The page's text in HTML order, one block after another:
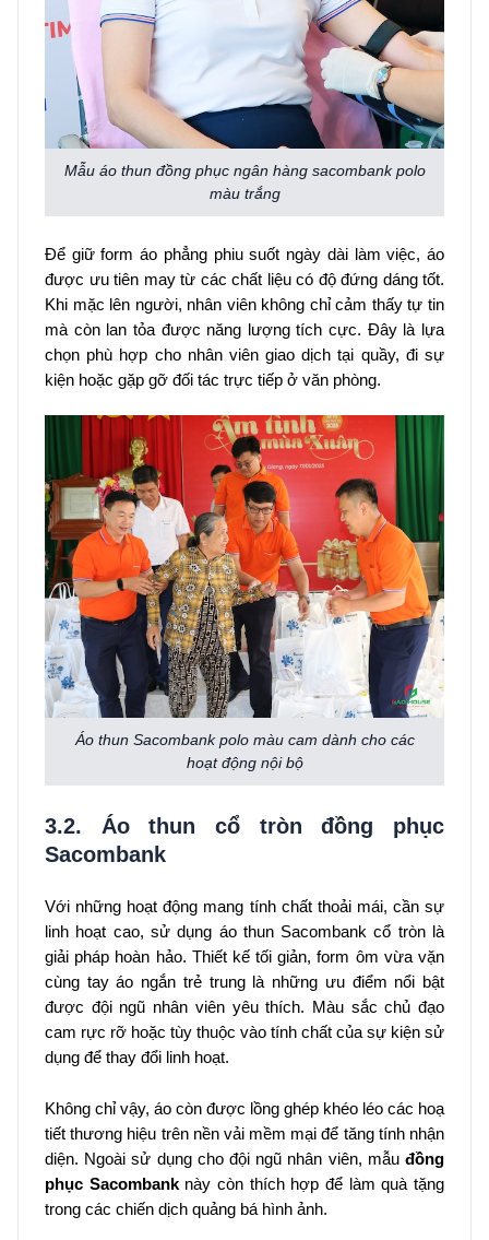
Mẫu áo thun đồng phục ngân hàng sacombank polo
màu trắng
Để giữ form áo phẳng phiu suốt ngày dài làm việc, áo
được ưu tiên may từ các chất liệu có độ đứng dáng tốt.
Khi mặc lên người, nhân viên không chỉ cảm thấy tự tin
mà còn lan tỏa được năng lượng tích cực. Đây là lựa
chọn phù hợp cho nhân viên giao dịch tại quầy, đi sự
kiện hoặc gặp gỡ đối tác trực tiếp ở văn phòng.
Áo thun Sacombank polo màu cam dành cho các
hoạt động nội bộ
3.2. Áo thun cổ tròn đồng phục
Sacombank
Với những hoạt động mang tính chất thoải mái, cần sự
linh hoạt cao, sử dụng áo thun Sacombank cổ tròn là
giải pháp hoàn hảo. Thiết kế tối giản, form ôm vừa vặn
cùng tay áo ngắn trẻ trung là những ưu điểm nổi bật
được đội ngũ nhân viên yêu thích. Màu sắc chủ đạo
cam rực rỡ hoặc tùy thuộc vào tính chất của sự kiện sử
dụng để thay đổi linh hoạt.
Không chỉ vậy, áo còn được lồng ghép khéo léo các hoạ
tiết thương hiệu trên nền vải mềm mại để tăng tính nhận
diện. Ngoài sử dụng cho đội ngũ nhân viên, mẫu đồng
phục Sacombanknày còn thích hợp để làm quà tặng
trong các chiến dịch quảng bá hình ảnh.